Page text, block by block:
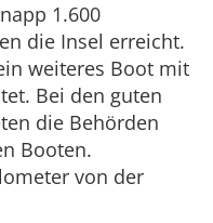
1.600
die Insel erreicht.
weiteres Boot mit
Bei den guten
die Behörden
Booten.
von der